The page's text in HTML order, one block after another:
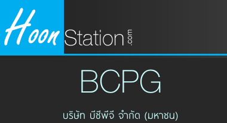
BCPG
บริษัท บีซีพีจี จำกัด (มหาชน)